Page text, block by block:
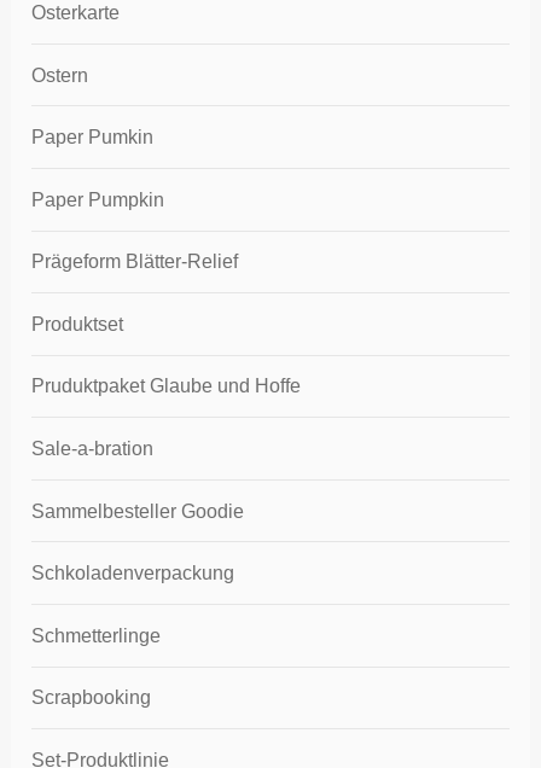
Osterkarte
Ostern
Paper Pumkin
Paper Pumpkin
Prägeform Blätter-Relief
Produktset
Pruduktpaket Glaube und Hoffe
Sale-a-bration
Sammelbesteller Goodie
Schkoladenverpackung
Schmetterlinge
Scrapbooking
Set-Produktlinie